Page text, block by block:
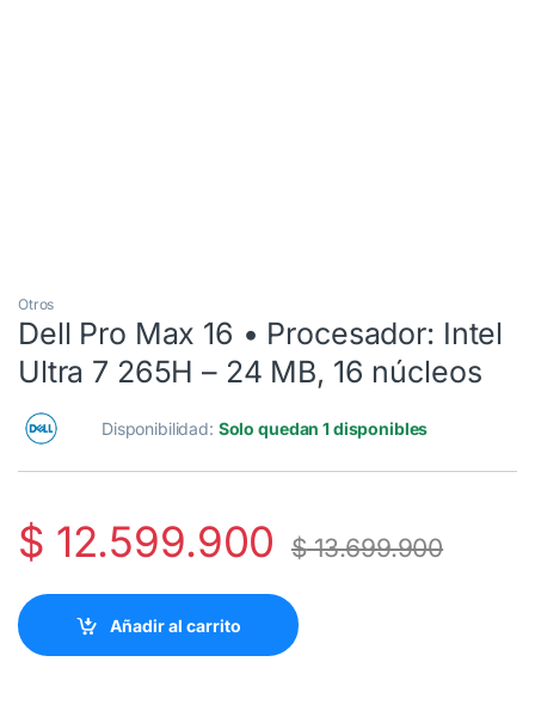
Otros
Dell Pro Max 16 • Procesador: Intel
Ultra 7 265H – 24 MB, 16 núcleos
Disponibilidad: Solo quedan 1 disponibles
$ 12.599.900 $13.699.900
Añadir al carrito